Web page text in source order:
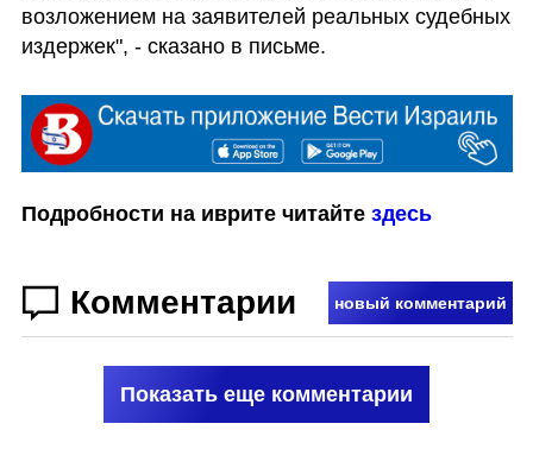
возложением на заявителей реальных судебных
издержек", - сказано в письме.
Подробности на иврите читайте здесь
Комментарии новый комментарий
Показать еще комментарии